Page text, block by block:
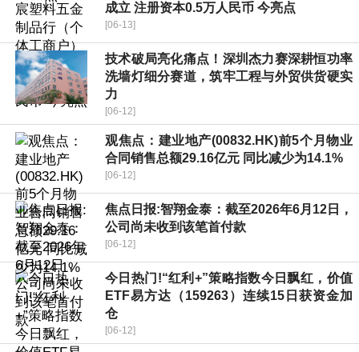
成立 注册资本0.5万人民币 今亮点
[06-13]
技术破局亮化痛点！深圳杰力赛深耕恒功率
洗墙灯细分赛道，筑牢工程与外贸供货硬实
力
[06-12]
观焦点：建业地产(00832.HK)前5个月物业
合同销售总额29.16亿元 同比减少为14.1%
[06-12]
焦点日报:智翔金泰：截至2026年6月12日，
公司尚未收到该笔首付款
[06-12]
今日热门!“红利+”策略指数今日飘红，价值
ETF易方达（159263）连续15日获资金加
仓
[06-12]